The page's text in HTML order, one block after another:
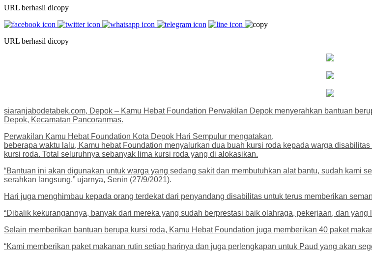
URL berhasil dicopy
URL berhasil dicopy
siaranjabodetabek.com, Depok – Kamu Hebat Foundation Perwakilan Depok menyerahkan bantuan
Depok, Kecamatan Pancoranmas.
Perwakilan Kamu Hebat Foundation Kota Depok Hari Sempulur mengatakan,
beberapa waktu lalu, Kamu hebat Foundation menyalurkan dua buah kursi roda kepada warga
kursi roda. Total seluruhnya sebanyak lima kursi roda yang di alokasikan.
“Bantuan ini akan digunakan untuk warga yang sedang sakit dan membutuhkan alat bantu, sudah kami
serahkan langsung,” ujarnya, Senin (27/9/2021).
Hari juga menghimbau kepada orang terdekat dari penyandang disabilitas untuk terus memberikan
“Dibalik kekurangannya, banyak dari mereka yang sudah berprestasi baik olahraga, pekerjaan, dan yang
Selain memberikan bantuan berupa kursi roda, Kamu Hebat Foundation juga memberikan 40 paket
“Kami memberikan paket makanan rutin setiap harinya dan juga perlengkapan untuk Paud yang akan